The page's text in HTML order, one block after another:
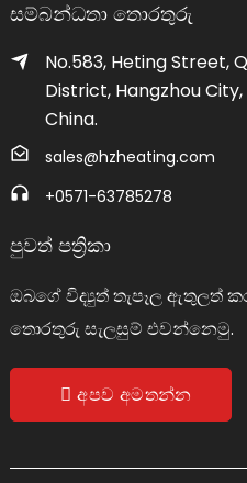
සම්බන්ධතා තොරතුරු
No.583, Heting Street,
District, Hangzhou
China.
sales@hzheating.com
+0571-63785278
පුවත් පත්‍රිකා
ඔබගේ විද්‍යුත් තැපෑල ඇතුලත්
තොරතුරු සැලසුම් එවන්නෙමු.
අපව අමතන්න